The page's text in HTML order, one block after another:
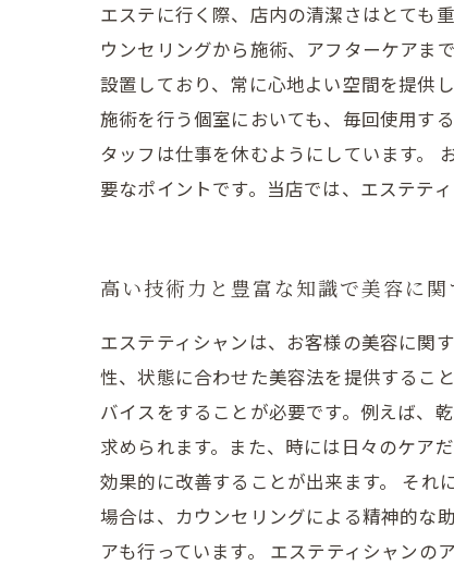
エステに行く際、店内の清潔さはとても
ウンセリングから施術、アフターケアま
設置しており、常に心地よい空間を提供
施術を行う個室においても、毎回使用す
タッフは仕事を休むようにしています。
要なポイントです。当店では、エステテ
高い技術力と豊富な知識で美容に
エステティシャンは、お客様の美容に関
性、状態に合わせた美容法を提供するこ
バイスをすることが必要です。例えば、
求められます。また、時には日々のケア
効果的に改善することが出来ます。 それ
場合は、カウンセリングによる精神的な
アも行っています。 エステティシャンの